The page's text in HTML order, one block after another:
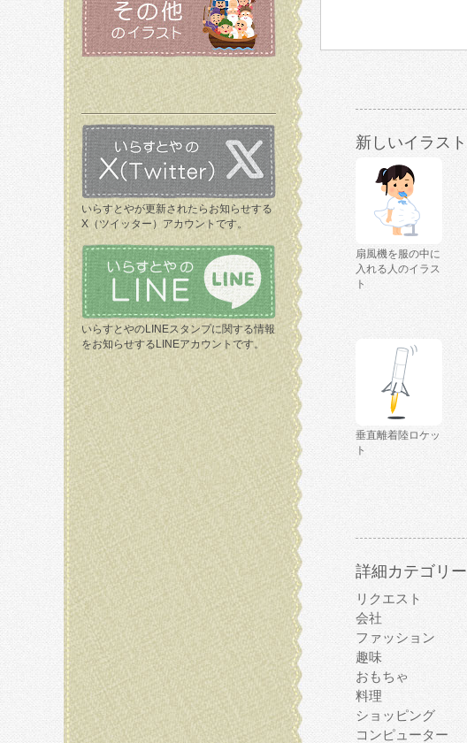
いらすとやが更新されたらお知らせする
X（ツイッター）アカウントです。
いらすとやのLINEスタンプに関する情報
をお知らせするLINEアカウントです。
新しいイラスト
扇風機を服の中に
入れる人のイラス
ト
垂直離着陸ロケッ
ト
詳細カテゴリー
リクエスト
会社
ファッション
趣味
おもちゃ
料理
ショッピング
コンピューター